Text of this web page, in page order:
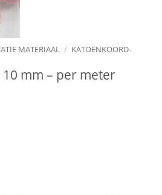
MATERIAAL / KATOENKOORD-
mm – per meter